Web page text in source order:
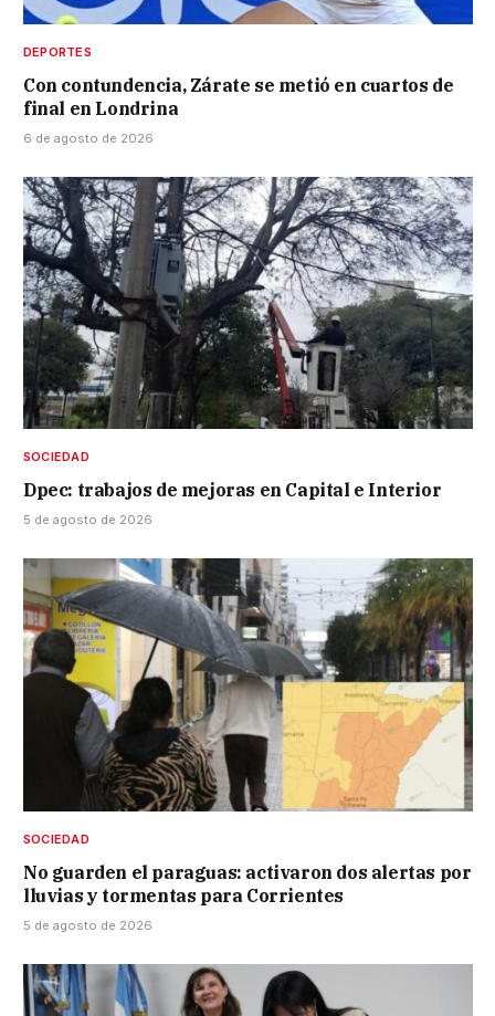
DEPORTES
Con contundencia, Zárate se metió en cuartos de
final en Londrina
6 de agosto de 2026
SOCIEDAD
Dpec: trabajos de mejoras en Capital e Interior
5 de agosto de 2026
SOCIEDAD
No guarden el paraguas: activaron dos alertas por
lluvias y tormentas para Corrientes
5 de agosto de 2026